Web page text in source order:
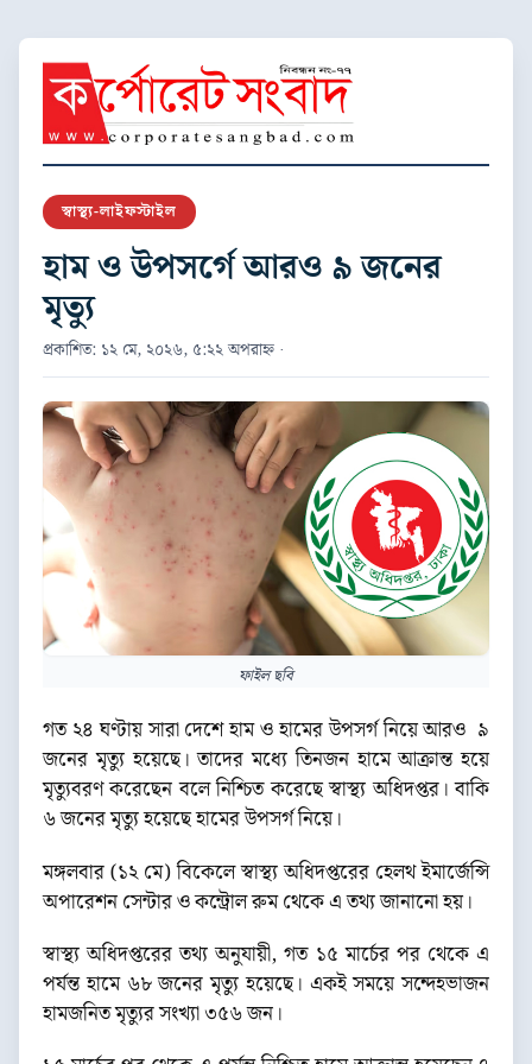
স্বাস্থ্য-লাইফস্টাইল
হাম ও উপসর্গে আরও ৯ জনের
মৃত্যু
প্রকাশিত: ১২ মে, ২০২৬, ৫:২২ অপরাহ্ন ·
ফাইল ছবি
গত ২৪ ঘণ্টায় সারা দেশে হাম ও হামের উপসর্গ নিয়ে আরও ৯
জনের মৃত্যু হয়েছে। তাদের মধ্যে তিনজন হামে আক্রান্ত হয়ে
মৃত্যুবরণ করেছেন বলে নিশ্চিত করেছে স্বাস্থ্য অধিদপ্তর। বাকি
৬ জনের মৃত্যু হয়েছে হামের উপসর্গ নিয়ে।
মঙ্গলবার (১২ মে) বিকেলে স্বাস্থ্য অধিদপ্তরের হেলথ ইমার্জেন্সি
অপারেশন সেন্টার ও কন্ট্রোল রুম থেকে এ তথ্য জানানো হয়।
স্বাস্থ্য অধিদপ্তরের তথ্য অনুযায়ী, গত ১৫ মার্চের পর থেকে এ
পর্যন্ত হামে ৬৮ জনের মৃত্যু হয়েছে। একই সময়ে সন্দেহভাজন
হামজনিত মৃত্যুর সংখ্যা ৩৫৬ জন।